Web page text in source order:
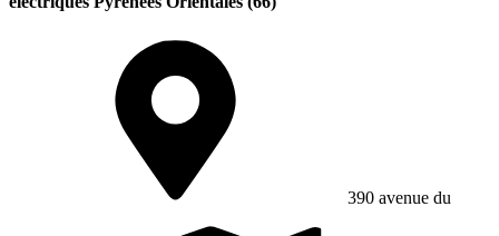
390 avenue du